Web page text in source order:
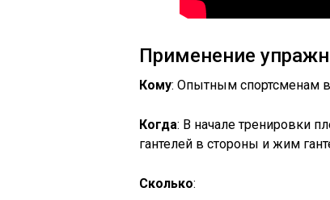
Применение
Кому: Опытным спортсменам
Когда: В начале тренировки
гантелей в стороны и жим
Сколько: